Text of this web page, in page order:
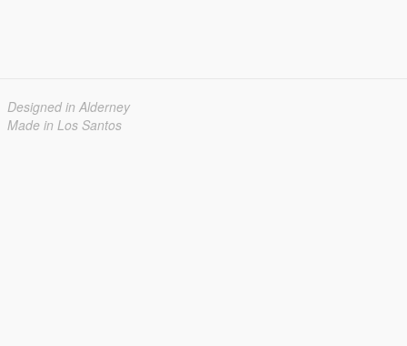
Designed in Alderney
Made in Los Santos